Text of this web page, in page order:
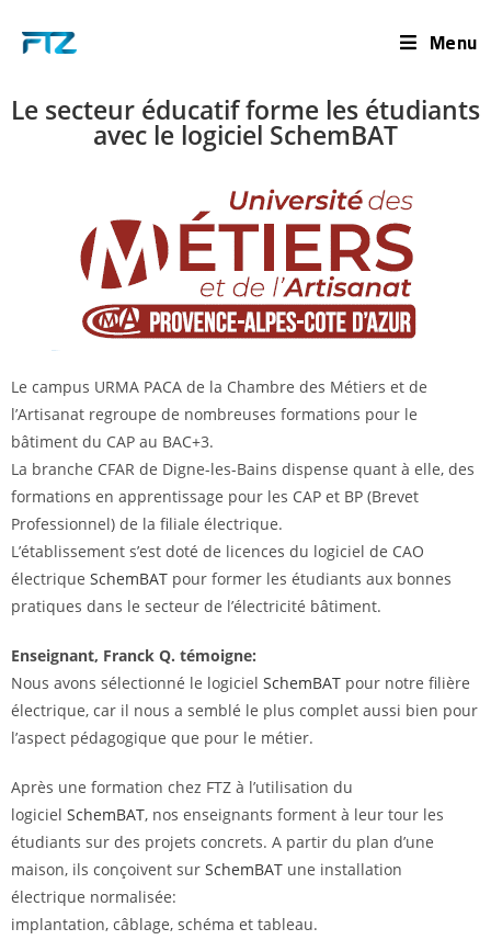
Menu
Le secteur éducatif forme les étudiants
avec le logiciel SchemBAT
Le campus URMA PACA de la Chambre des Métiers et de
l’Artisanat regroupe de nombreuses formations pour le
bâtiment du CAP au BAC+3.
La branche CFAR de Digne-les-Bains dispense quant à elle, des
formations en apprentissage pour les CAP et BP (Brevet
Professionnel) de la filiale électrique.
L’établissement s’est doté de licences du logiciel de CAO
électrique SchemBAT pour former les étudiants aux bonnes
pratiques dans le secteur de l’électricité bâtiment.
Enseignant, Franck Q. témoigne:
Nous avons sélectionné le logiciel SchemBAT pour notre filière
électrique, car il nous a semblé le plus complet aussi bien pour
l’aspect pédagogique que pour le métier.
Après une formation chez FTZ à l’utilisation du
logiciel SchemBAT, nos enseignants forment à leur tour les
étudiants sur des projets concrets. A partir du plan d’une
maison, ils conçoivent sur SchemBAT une installation
électrique normalisée:
implantation, câblage, schéma et tableau.